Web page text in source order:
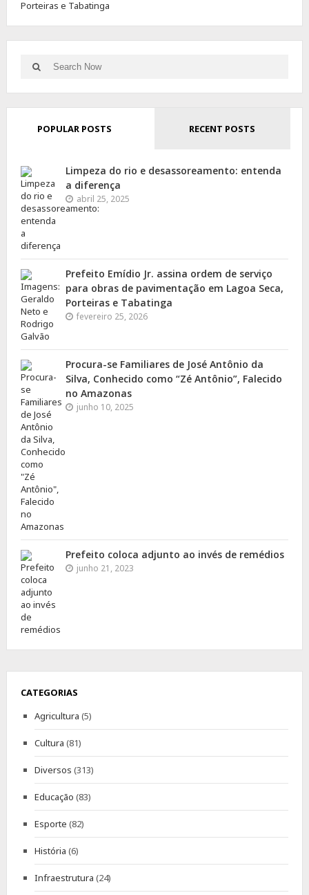
Porteiras e Tabatinga
for:
Search
POPULAR POSTS RECENT POSTS
Limpeza do rio e desassoreamento: entenda
a diferença
abril 25, 2025
Prefeito Emídio Jr. assina ordem de serviço
para obras de pavimentação em Lagoa Seca,
Porteiras e Tabatinga
fevereiro 25, 2026
Procura-se Familiares de José Antônio da
Silva, Conhecido como “Zé Antônio”, Falecido
no Amazonas
junho 10, 2025
Prefeito coloca adjunto ao invés de remédios
junho 21, 2023
CATEGORIAS
Agricultura (5)
Cultura (81)
Diversos (313)
Educação (83)
Esporte (82)
História (6)
Infraestrutura (24)